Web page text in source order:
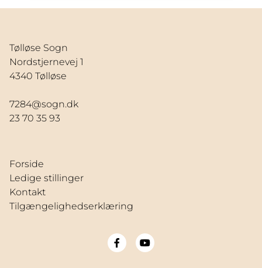
Tølløse Sogn
Nordstjernevej 1
4340 Tølløse
7284@sogn.dk
23 70 35 93
Forside
Ledige stillinger
Kontakt
Tilgængelighedserklæring